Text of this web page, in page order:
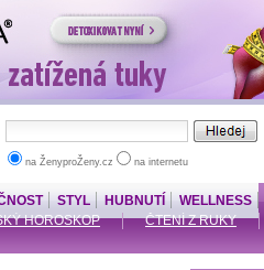
na ŽenyproŽeny.cz na internetu
STYL HUBNUTÍ WELLNESS
HOROSKOP ČTENÍ Z RUKY